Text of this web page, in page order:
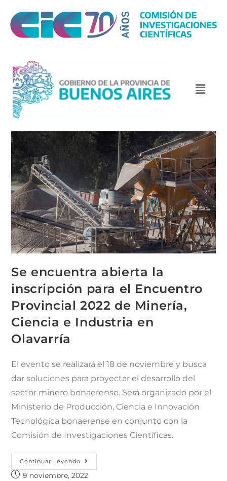
Se encuentra abierta la
inscripción para el Encuentro
Provincial 2022 de Minería,
Ciencia e Industria en
Olavarría
El evento se realizará el 18 de noviembre y busca
dar soluciones para proyectar el desarrollo del
sector minero bonaerense. Será organizado por el
Ministerio de Producción, Ciencia e Innovación
Tecnológica bonaerense en conjunto con la
Comisión de Investigaciones Científicas.
Continuar Leyendo
9 noviembre, 2022